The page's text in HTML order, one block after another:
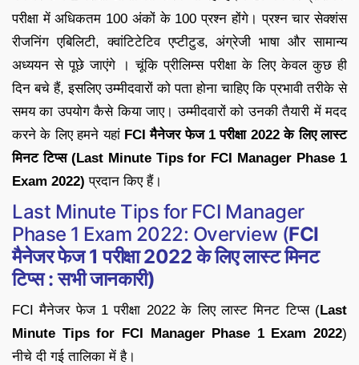
परीक्षा में अधिकतम 100 अंकों के 100 प्रश्न होंगे। प्रश्न चार सेक्शंस
रीजनिंग एबिलिटी, क्वांटिटेटिव एप्टीटुड, अंग्रेजी भाषा और सामान्य
अध्ययन से पूछे जाएंगे । चूंकि प्रीलिम्स परीक्षा के लिए केवल कुछ ही
दिन बचे हैं, इसलिए उम्मीदवारों को पता होना चाहिए कि प्रभावी तरीके से
समय का उपयोग कैसे किया जाए। उम्मीदवारों को उनकी तैयारी में मदद
करने के लिए हमने यहां FCI मैनेजर फेज 1 परीक्षा 2022 के लिए लास्ट
मिनट टिप्स (Last Minute Tips for FCI Manager Phase 1
Exam 2022) प्रदान किए हैं।
Last Minute Tips for FCI Manager
Phase 1 Exam 2022: Overview (FCI
मैनेजर फेज 1 परीक्षा 2022 के लिए लास्ट मिनट
टिप्स : सभी जानकारी)
FCI मैनेजर फेज 1 परीक्षा 2022 के लिए लास्ट मिनट टिप्स (Last
Minute Tips for FCI Manager Phase 1 Exam 2022)
नीचे दी गई तालिका में है।